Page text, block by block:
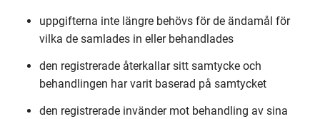
uppgifterna inte längre behövs för de ändamål för
vilka de samlades in eller behandlades
den registrerade återkallar sitt samtycke och
behandlingen har varit baserad på samtycket
den registrerade invänder mot behandling av sina